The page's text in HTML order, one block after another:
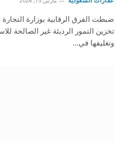
ضبطت الفرق الرقابية بوزارة
تخزين التمور الرديئة غير الصالحة
وتغليفها في…